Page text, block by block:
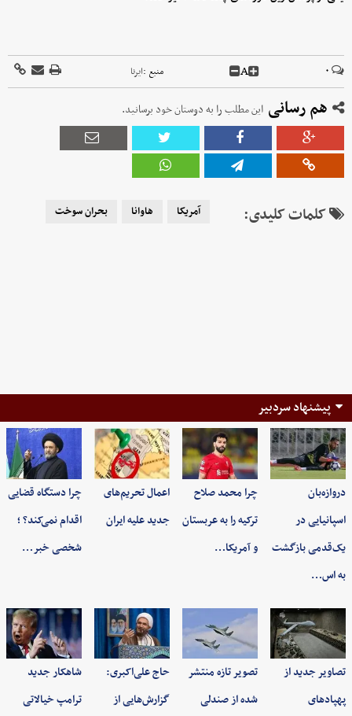
۰ A منبع :ایرنا
هم رسانی این مطلب را به دوستان خود برسانید.
کلمات کلیدی: آمریکا هاوانا بحران سوخت
پیشنهاد سردبیر
دروازه‌بان
اسپانیایی در
یک‌قدمی بازگشت
به اس…
چرا محمد صلاح
ترکیه را به عربستان
و آمریکا…
اعمال تحریم‌های
جدید علیه ایران
چرا دستگاه قضایی
اقدام نمی‌کند؟ ؛
شخصی خبر…
تصاویر جدید از
پهپادهای
تصویر تازه منتشر
شده از صندلی
حاج علی‌اکبری:
گزارش‌هایی از
شاهکار جدید
ترامپ خیالاتی